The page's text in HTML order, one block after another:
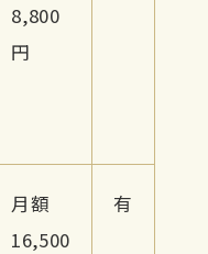
8,800
円
月額
16,500
有